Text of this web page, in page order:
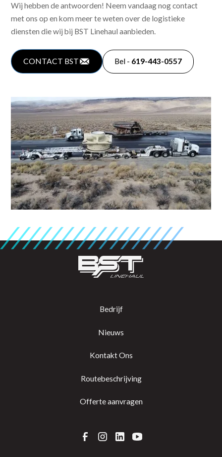
Wij hebben de antwoorden! Neem vandaag nog contact
met ons op en kom meer te weten over de logistieke
diensten die wij bij BST Linehaul aanbieden.
CONTACT BST Bel - 619-443-0557
Bedrijf
Nieuws
Kontakt Ons
Routebeschrijving
Offerte aanvragen